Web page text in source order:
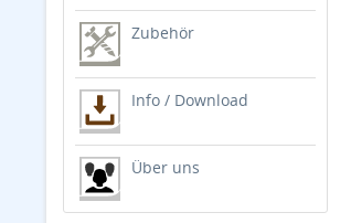
Zubehör
Info / Download
Über uns